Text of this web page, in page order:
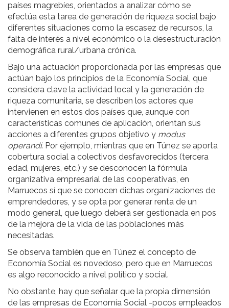
países magrebíes, orientados a analizar cómo se
efectúa esta tarea de generación de riqueza social bajo
diferentes situaciones como la escasez de recursos, la
falta de interés a nivel económico o la desestructuración
demográfica rural/urbana crónica.
Bajo una actuación proporcionada por las empresas que
actúan bajo los principios de la Economía Social, que
considera clave la actividad local y la generación de
riqueza comunitaria, se describen los actores que
intervienen en estos dos países que, aunque con
características comunes de aplicación, orientan sus
acciones a diferentes grupos objetivo y modus
operandi. Por ejemplo, mientras que en Túnez se aporta
cobertura social a colectivos desfavorecidos (tercera
edad, mujeres, etc.) y se desconocen la fórmula
organizativa empresarial de las cooperativas, en
Marruecos sí que se conocen dichas organizaciones de
emprendedores, y se opta por generar renta de un
modo general, que luego deberá ser gestionada en pos
de la mejora de la vida de las poblaciones más
necesitadas.
Se observa también que en Túnez el concepto de
Economía Social es novedoso, pero que en Marruecos
es algo reconocido a nivel político y social.
No obstante, hay que señalar que la propia dimensión
de las empresas de Economía Social -pocos empleados